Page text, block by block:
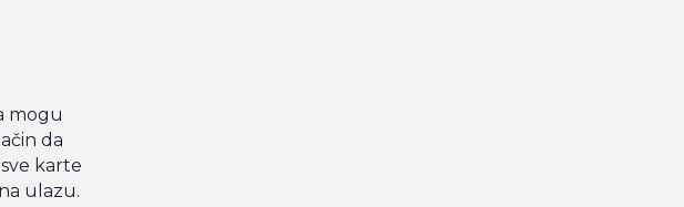
mogu
da
karte
ulazu.